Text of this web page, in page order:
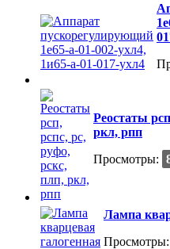
Реостаты
ркл, рпп
Просмотры:
Лампа
Просмотры: